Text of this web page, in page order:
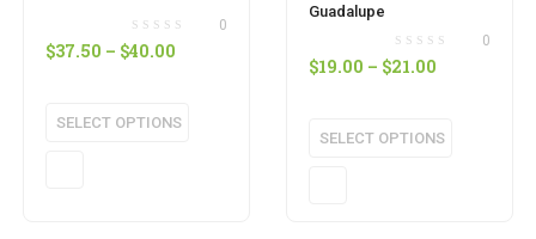
0
$37.50 – $40.00
SELECT OPTIONS
Guadalupe
0
$19.00 – $21.00
SELECT OPTIONS